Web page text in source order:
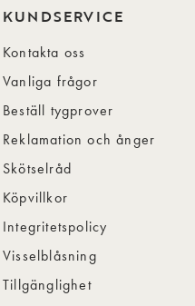
KUNDSERVICE
Kontakta oss
Vanliga frågor
Beställ tygprover
Reklamation och ånger
Skötselråd
Köpvillkor
Integritetspolicy
Visselblåsning
Tillgänglighet